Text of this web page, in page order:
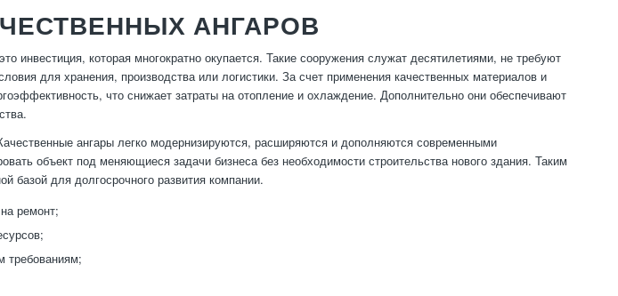
АНГАРОВ
инвестиция, которая многократно окупается. Такие сооружения служат десятилетиями, не требуют
для хранения, производства или логистики. За счет применения качественных материалов и
что снижает затраты на отопление и охлаждение. Дополнительно они обеспечивают
ангары легко модернизируются, расширяются и дополняются современными
объект под меняющиеся задачи бизнеса без необходимости строительства нового здания. Таким
базой для долгосрочного развития компании.
ремонт;
требованиям;